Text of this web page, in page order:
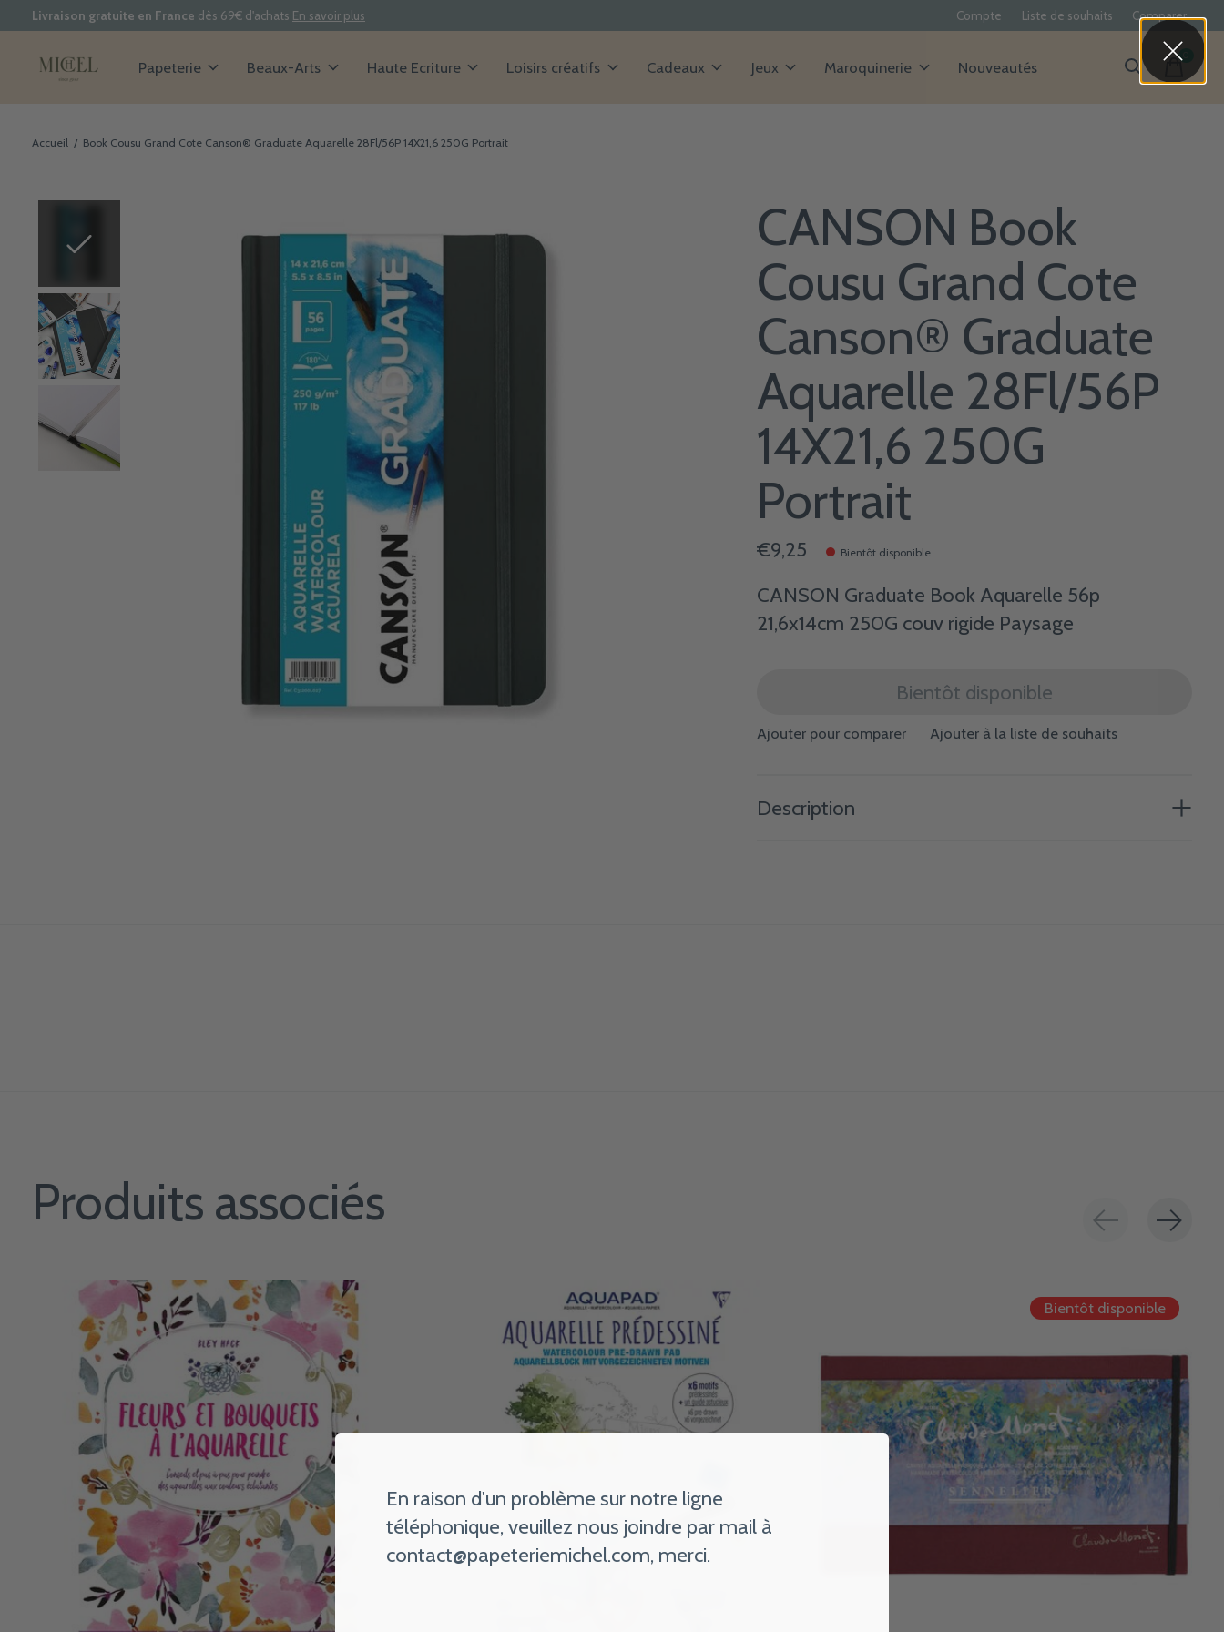
Livraison gratuite en France dès 69€ d'achats En savoir plus Compte Liste de souhaits Comparer
Papeterie Beaux-Arts Haute Ecriture Loisirs créatifs Cadeaux Jeux Maroquinerie Nouveautés items
Accueil / Book Cousu Grand Cote Canson® Graduate Aquarelle 28Fl/56P 14X21,6 250G Portrait
CANSON Book
Cousu Grand Cote
Canson® Graduate
Aquarelle 28Fl/56P
14X21,6 250G
Portrait
€9,25 Bientôt disponible
CANSON Graduate Book Aquarelle 56p
21,6x14cm 250G couv rigide Paysage
Bientôt disponible
Ajouter pour comparer Ajouter à la liste de souhaits
Description
Produits associés
Carousel items
Bientôt disponible
En raison d'un problème sur notre ligne
téléphonique, veuillez nous joindre par mail à
contact@papeteriemichel.com, merci.